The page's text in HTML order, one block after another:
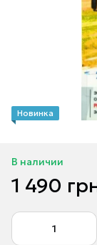
Новинка
В наличии
1 490